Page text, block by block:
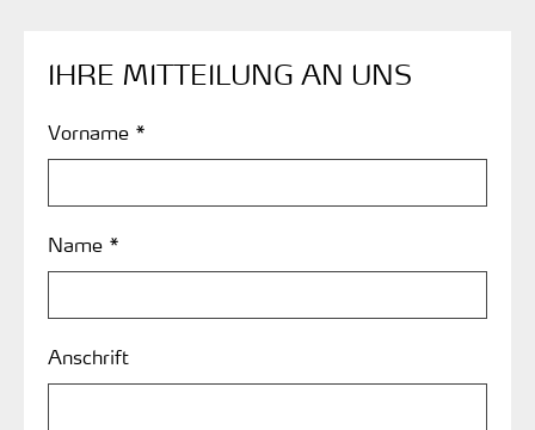
IHRE MITTEILUNG AN UNS
Vorname *
Name *
Anschrift